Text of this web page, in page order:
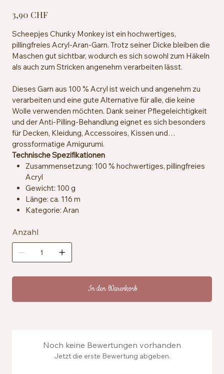
3,90 CHF
Scheepjes Chunky Monkey ist ein hochwertiges,
pillingfreies Acryl-Aran-Garn. Trotz seiner Dicke bleiben die
Maschen gut sichtbar, wodurch es sich sowohl zum Häkeln
als auch zum Stricken angenehm verarbeiten lässt.
Dieses Garn aus 100 % Acryl ist weich und angenehm zu
verarbeiten und eine gute Alternative für alle, die keine
Wolle verwenden möchten. Dank seiner Pflegeleichtigkeit
und der Anti-Pilling-Behandlung eignet es sich besonders
für Decken, Kleidung, Accessoires, Kissen und
grossformatige Amigurumi.
Technische Spezifikationen
Zusammensetzung: 100 % hochwertiges, pillingfreies
Acryl
Gewicht: 100 g
Länge: ca. 116 m
Kategorie: Aran
Maschenprobe: ca. 13 Maschen x 18 Reihen = 10 x 10
cm
Besondere Merkmale: Anti-Pilling, hypoallergen,
veganfreundlich
Pflegehinweise: Maschinenwaschbar bei 40 °C,
trocknergeeignet bei niedriger Temperatur
Anzahl
In den Warenkorb
Noch keine Bewertungen vorhanden
Jetzt die erste Bewertung abgeben.